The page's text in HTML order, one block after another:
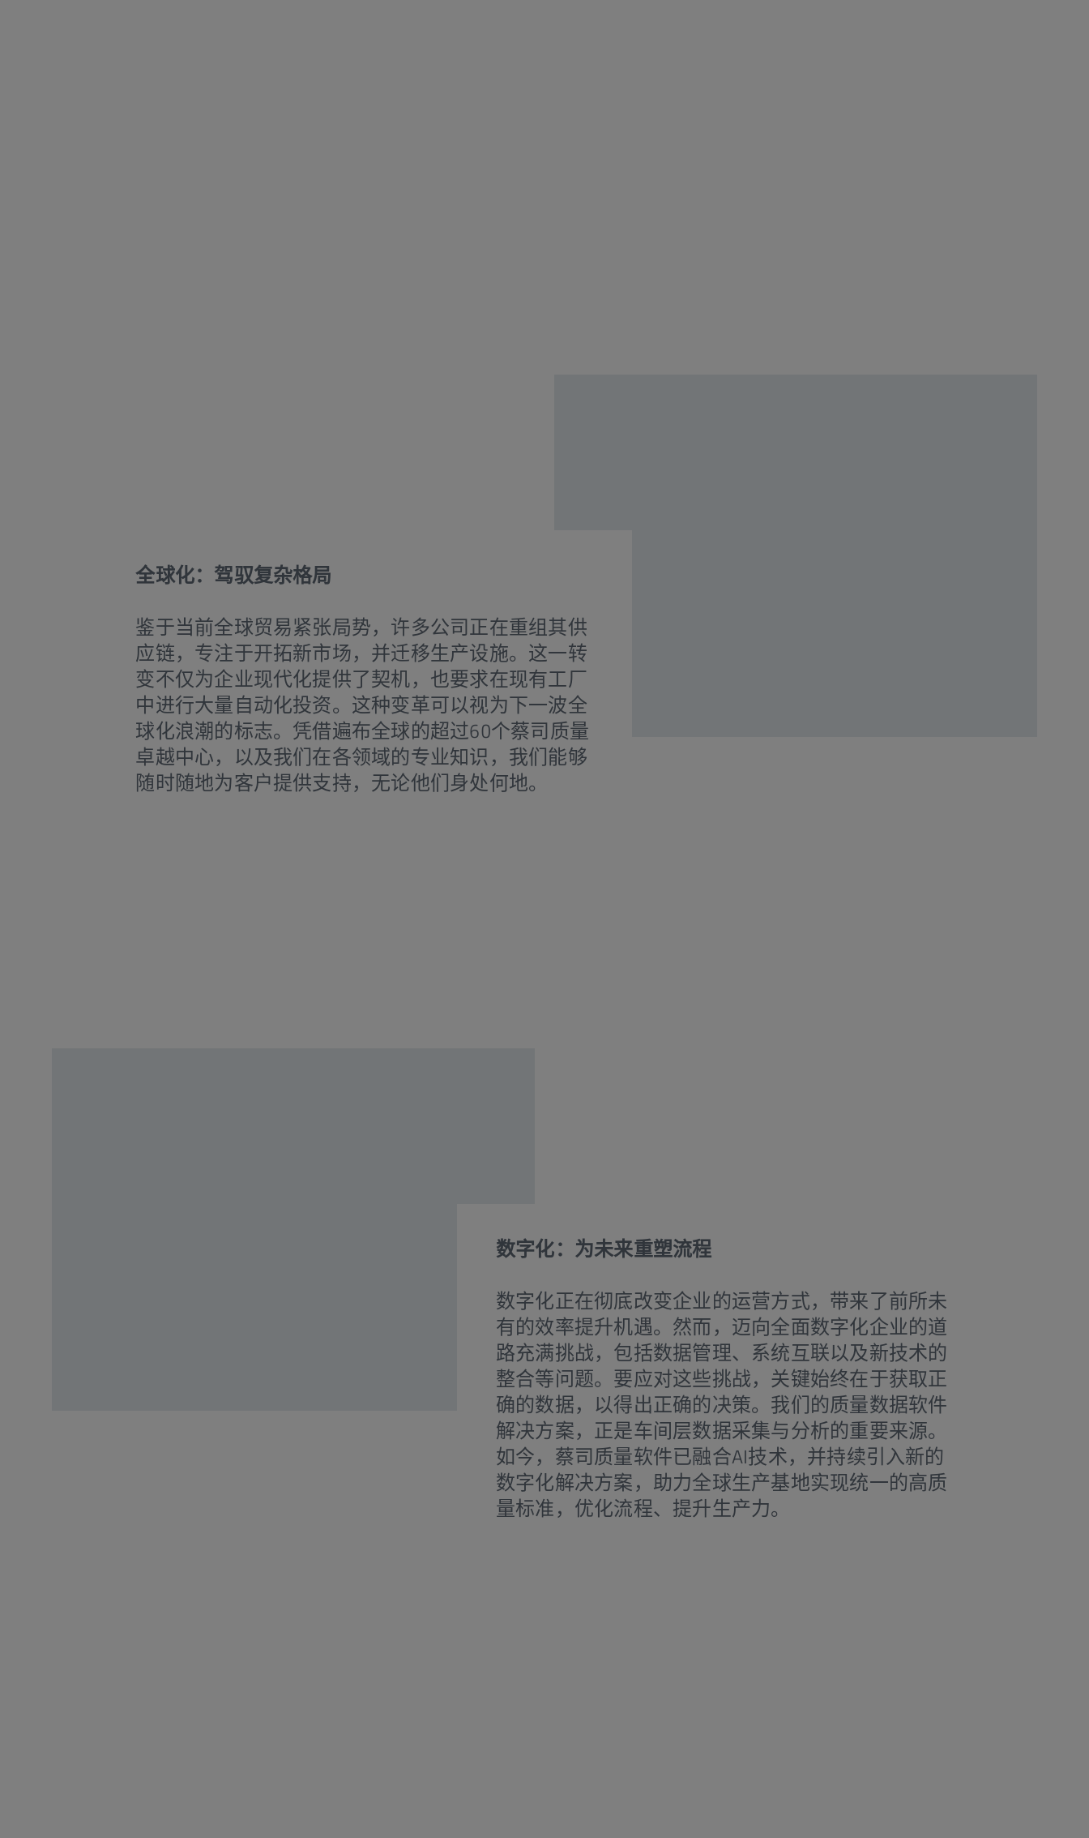
全球化：驾驭复杂格局
鉴于当前全球贸易紧张局势，许多公司正在重组其供
应链，专注于开拓新市场，并迁移生产设施。这一转
变不仅为企业现代化提供了契机，也要求在现有工厂
中进行大量自动化投资。这种变革可以视为下一波全
球化浪潮的标志。凭借遍布全球的超过60个蔡司质量
卓越中心，以及我们在各领域的专业知识，我们能够
随时随地为客户提供支持，无论他们身处何地。
数字化：为未来重塑流程
数字化正在彻底改变企业的运营方式，带来了前所未
有的效率提升机遇。然而，迈向全面数字化企业的道
路充满挑战，包括数据管理、系统互联以及新技术的
整合等问题。要应对这些挑战，关键始终在于获取正
确的数据，以得出正确的决策。我们的质量数据软件
解决方案，正是车间层数据采集与分析的重要来源。
如今，蔡司质量软件已融合AI技术，并持续引入新的
数字化解决方案，助力全球生产基地实现统一的高质
量标准，优化流程、提升生产力。